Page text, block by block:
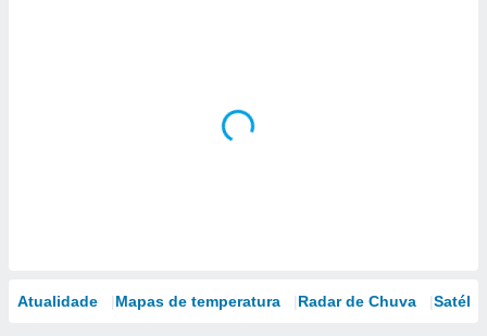
Atualidade Mapas de temperatura Radar de Chuva